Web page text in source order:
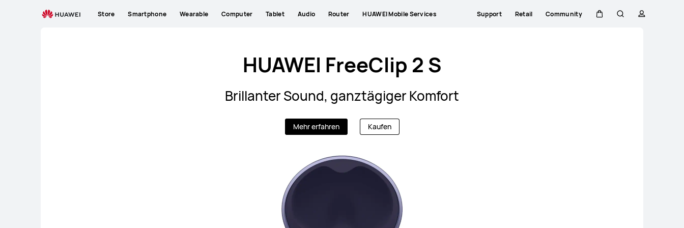
Store Smartphone Wearable Computer Tablet Audio Router HUAWEI Mobile Services Support Retail Community
HUAWEI FreeClip 2 S
Brillanter Sound, ganztägiger Komfort
Mehr erfahren Kaufen